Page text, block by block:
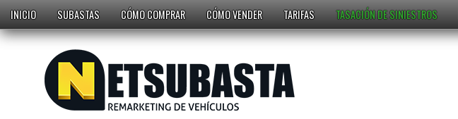
INICIO SUBASTAS CÓMO COMPRAR CÓMO VENDER TARIFAS TASACIÓN DE SINIESTROS